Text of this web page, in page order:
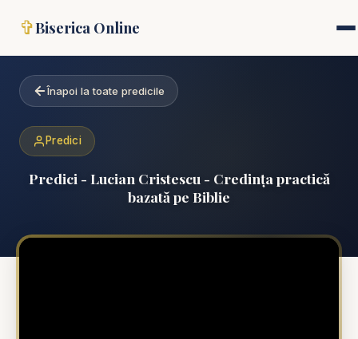
✞Biserica Online
Înapoi la toate predicile
Predici
Predici - Lucian Cristescu - Credința practică
bazată pe Biblie